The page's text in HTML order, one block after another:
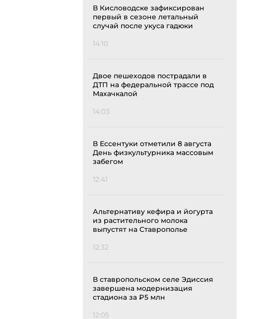
В Кисловодске зафиксирован
первый в сезоне летальный
случай после укуса гадюки
14:10
Двое пешеходов пострадали в
ДТП на федеральной трассе под
Махачкалой
14:03
В Ессентуки отметили 8 августа
День физкультурника массовым
забегом
12:41
Альтернативу кефира и йогурта
из растительного молока
выпустят на Ставрополье
12:32
В ставропольском селе Эдиссия
завершена модернизация
стадиона за ₽5 млн
12:05